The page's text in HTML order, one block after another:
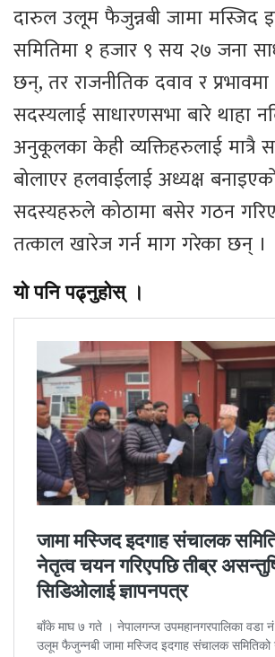
दारुल उलूम फैजुन्नबी जामा मस्जिद
समितिमा १ हजार ९ सय २७ जना
छन्, तर राजनीतिक दवाव र
सदस्यलाई साधारणसभा बारे थाहा
अनुकूलका केही व्यक्तिहरुलाई मात्रै
बोलाएर हलवाईलाई अध्यक्ष
सदस्यहरुले कोठामा बसेर गठन
तत्काल खारेज गर्न माग गरेका छन् ।
यो पनि पढ्नुहोस् ।